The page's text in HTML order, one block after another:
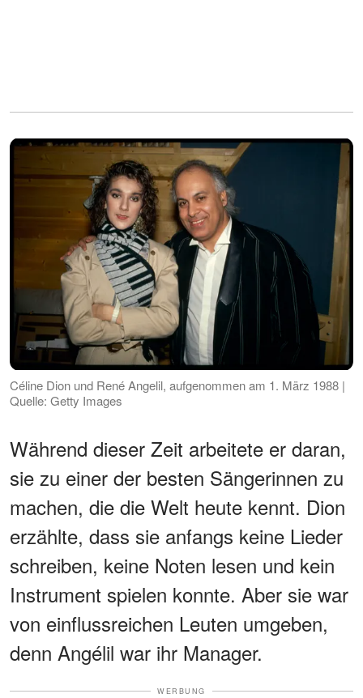
Céline Dion und René Angelil, aufgenommen am 1. März 1988 |
Quelle: Getty Images
Während dieser Zeit arbeitete er daran,
sie zu einer der besten Sängerinnen zu
machen, die die Welt heute kennt. Dion
erzählte, dass sie anfangs keine Lieder
schreiben, keine Noten lesen und kein
Instrument spielen konnte. Aber sie war
von einflussreichen Leuten umgeben,
denn Angélil war ihr Manager.
WERBUNG